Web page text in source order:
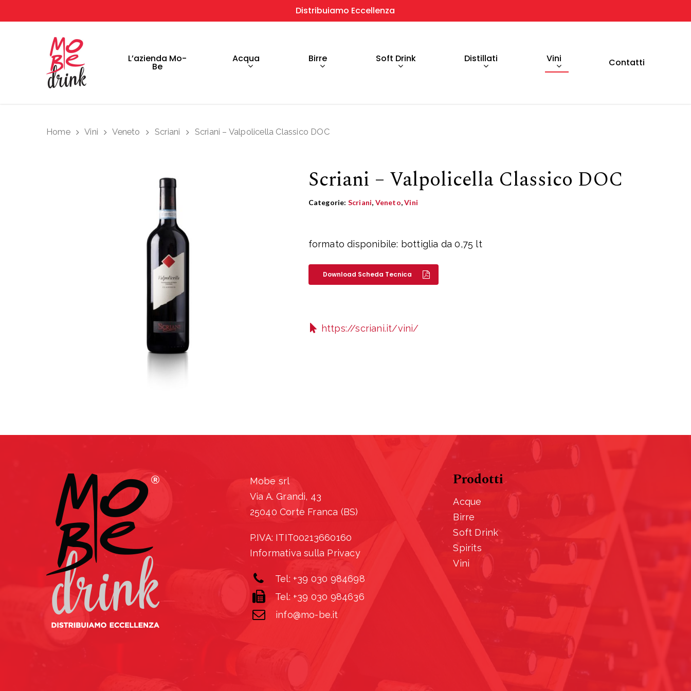
Distribuiamo Eccellenza
Home L’azienda Mo-
Be
Acqua Birre Soft Drink Distillati Vini Contatti
Home Vini Veneto Scriani Scriani – Valpolicella Classico DOC
Scriani – Valpolicella Classico DOC
Categorie: Scriani, Veneto,Vini
formato disponibile: bottiglia da 0,75 lt
Download Scheda Tecnica
https://scriani.it/vini/
Mobe srl
Via A. Grandi, 43
25040 Corte Franca (BS)
P.IVA: ITIT00213660160
Informativa sulla Privacy
Tel: +39 030 984698
Tel: +39 030 984636
info@mo-be.it
Prodotti
Acque
Birre
Soft Drink
Spirits
Vini